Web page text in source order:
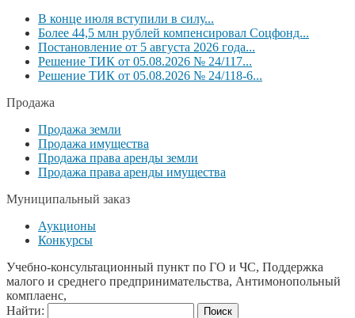
В конце июля вступили в силу...
Более 44,5 млн рублей компенсировал Соцфонд...
Постановление от 5 августа 2026 года...
Решение ТИК от 05.08.2026 № 24/117...
Решение ТИК от 05.08.2026 № 24/118-6...
Продажа
Продажа земли
Продажа имущества
Продажа права аренды земли
Продажа права аренды имущества
Муниципальный заказ
Аукционы
Конкурсы
Учебно-консультационный пункт по ГО и ЧС, Поддержка
малого и среднего предпринимательства, Антимонопольный
комплаенс,
Найти: